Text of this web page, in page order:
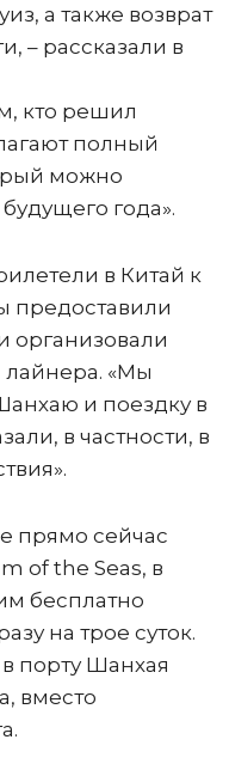
а также возврат
– рассказали в
кто решил
полный
можно
года».
в Китай к
предоставили
организовали
«Мы
и поездку в
в частности, в
прямо сейчас
of the Seas, в
бесплатно
на трое суток.
порту Шанхая
вместо